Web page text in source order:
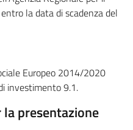
la data di scadenza del
Europeo 2014/2020
investimento 9.1.
presentazione